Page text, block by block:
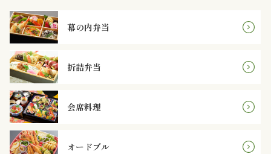
内
弁
当
折
詰
弁
幕の内弁当
折詰弁当
会席料理
オードブル